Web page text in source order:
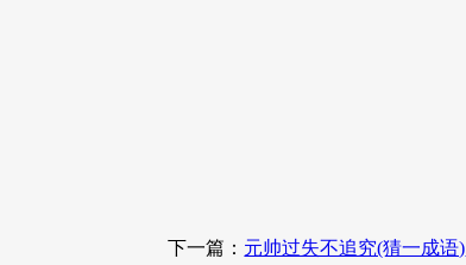
下一篇： 元帅过失不追究(猜一成语)